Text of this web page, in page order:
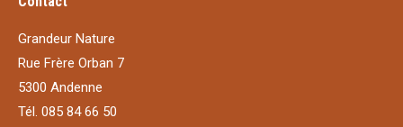
Grandeur Nature
Rue Frère Orban 7
5300 Andenne
Tél. 085 84 66 50